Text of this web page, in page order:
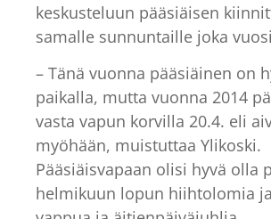
keskusteluun pääsiäisen
samalle sunnuntaille joka
– Tänä vuonna pääsiäinen on
paikalla, mutta vuonna 2014
vasta vapun korvilla 20.4. eli
myöhään, muistuttaa Ylikoski.
Pääsiäisvapaan olisi hyvä olla
helmikuun lopun hiihtolomia